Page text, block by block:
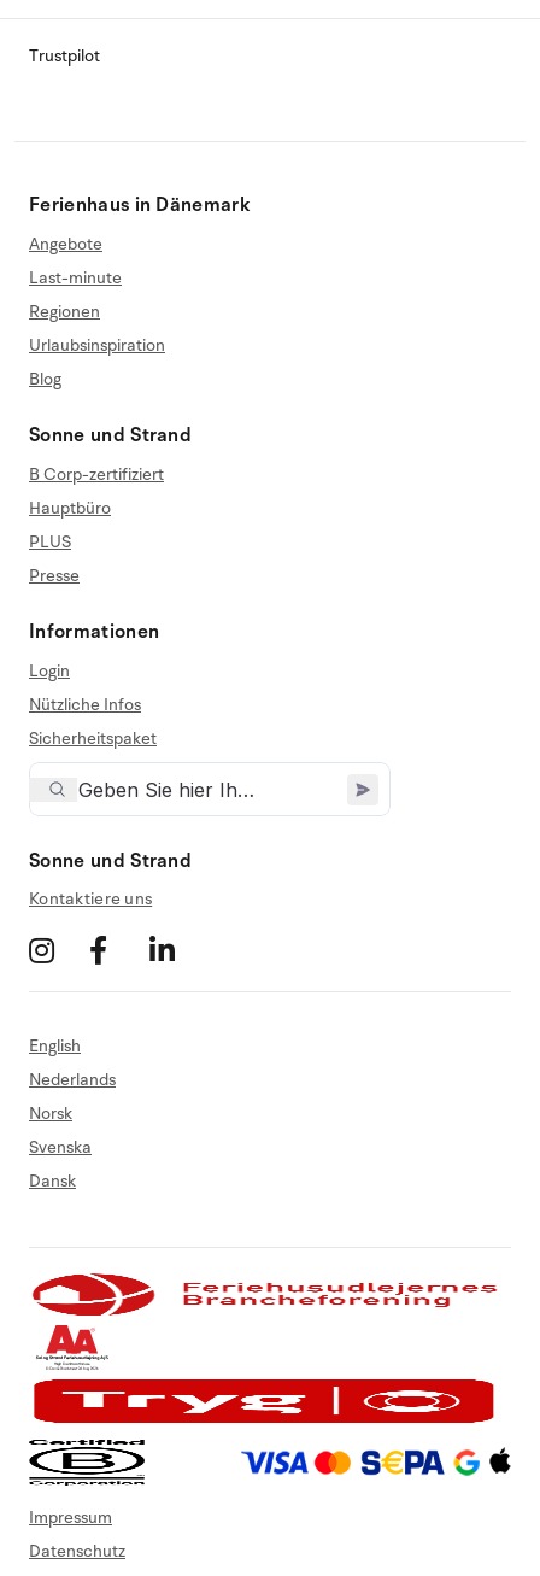
Trustpilot
Ferienhaus in Dänemark
Angebote
Last-minute
Regionen
Urlaubsinspiration
Blog
Sonne und Strand
B Corp-zertifiziert
Hauptbüro
PLUS
Presse
Informationen
Login
Nützliche Infos
Sicherheitspaket
Sonne und Strand
Kontaktiere uns
English
Nederlands
Norsk
Svenska
Dansk
Impressum
Datenschutz